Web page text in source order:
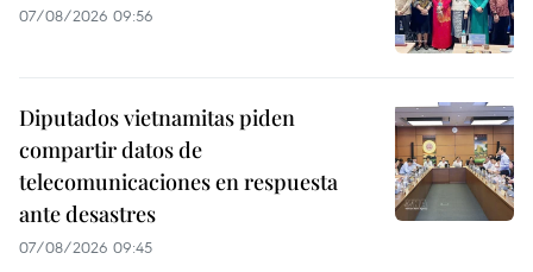
07/08/2026 09:56
Diputados vietnamitas piden
compartir datos de
telecomunicaciones en respuesta
ante desastres
07/08/2026 09:45